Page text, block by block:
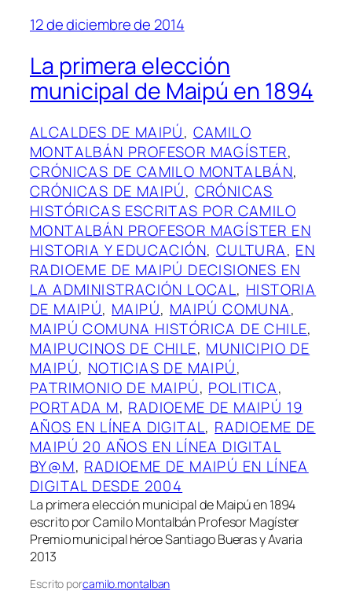
12 de diciembre de 2014
La primera elección
municipal de Maipú en 1894
ALCALDES DE MAIPÚ, CAMILO
MONTALBÁN PROFESOR MAGÍSTER
CRÓNICAS DE CAMILO MONTALBÁN
CRÓNICAS DE MAIPÚ, CRÓNICAS
HISTÓRICAS ESCRITAS POR CAMILO
MONTALBÁN PROFESOR MAGÍSTER EN
HISTORIA Y EDUCACIÓN, CULTURA, EN
RADIOEME DE MAIPÚ DECISIONES EN
LA ADMINISTRACIÓN LOCAL, HISTORIA
DE MAIPÚ, MAIPÚ, MAIPÚ COMUNA
MAIPÚ COMUNA HISTÓRICA DE CHILE
MAIPUCINOS DE CHILE, MUNICIPIO DE
MAIPÚ, NOTICIAS DE MAIPÚ
PATRIMONIO DE MAIPÚ, POLITICA
PORTADA M, RADIOEME DE MAIPÚ 19
AÑOS EN LÍNEA DIGITAL, RADIOEME DE
MAIPÚ 20 AÑOS EN LÍNEA DIGITAL
BY@M, RADIOEME DE MAIPÚ EN LÍNEA
DIGITAL DESDE 2004
La primera elección municipal de Maipú en 1894
escrito por Camilo Montalbán Profesor Magíster
Premio municipal héroe Santiago Bueras y Avaria
2013
Escrito porcamilo.montalban